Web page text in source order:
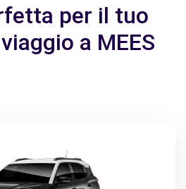
per il tuo
a MEES